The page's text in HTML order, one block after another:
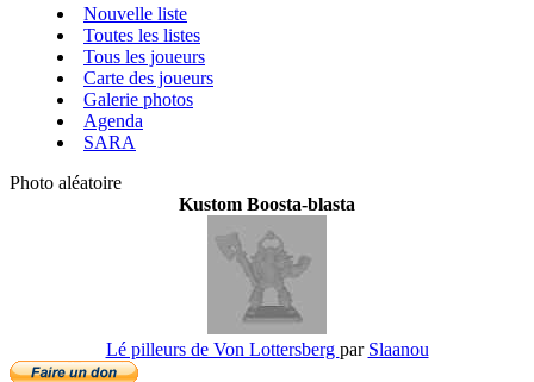
Nouvelle liste
Toutes les listes
Tous les joueurs
Carte des joueurs
Galerie photos
Agenda
SARA
Photo aléatoire
Kustom Boosta-blasta
Lé pilleurs de Von Lottersberg par Slaanou